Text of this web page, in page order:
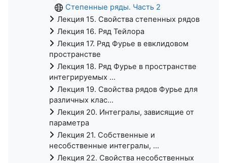
Степенные ряды. Часть 2
Лекция 15. Свойства степенных рядов
Лекция 16. Ряд Тейлора
Лекция 17. Ряд Фурье в евклидовом
пространстве
Лекция 18. Ряд Фурье в пространстве
интегрируемых ...
Лекция 19. Свойства рядов Фурье для
различных клас...
Лекция 20. Интегралы, зависящие от
параметра
Лекция 21. Собственные и
несобственные интегралы, ...
Лекция 22. Свойства несобственных